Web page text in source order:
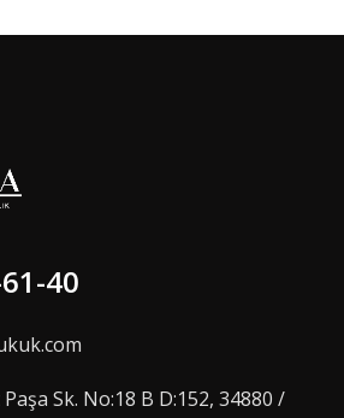
40
Sk. No:18 B D:152, 34880 /